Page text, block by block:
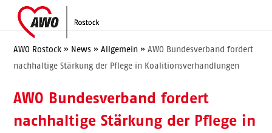
content
Open
mobile
menu
Close
mobile
menu
AWO Rostock » News »Allgemein »AWO Bundesverband fordert
nachhaltige Stärkung der Pflege in Koalitionsverhandlungen
AWO Bundesverband fordert
nachhaltige Stärkung der Pflege in